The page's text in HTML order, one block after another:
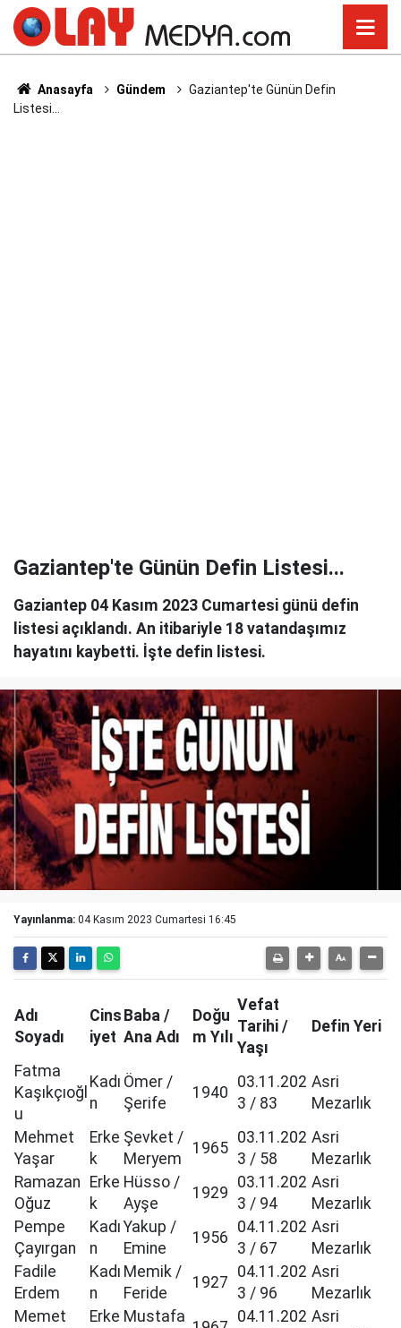
Anasayfa Gündem
Gaziantep'te Günün Defin
Listesi...
Gaziantep'te Günün Defin Listesi...
Gaziantep 04 Kasım 2023 Cumartesi günü defin
listesi açıklandı. An itibariyle 18 vatandaşımız
hayatını kaybetti. İşte defin listesi.
Yayınlanma: 04 Kasım 2023 Cumartesi 16:45
Adı
Soyadı
Cins
iyet
Baba /
Ana Adı
Doğu
m Yılı
Vefat
Tarihi /
Yaşı
Defin Yeri
Fatma
Kaşıkçıoğl
u
Kadı
n
Ömer /
Şerife
1940
03.11.202
3 / 83
Asri
Mezarlık
Mehmet
Yaşar
Erke
k
Şevket /
Meryem
1965
03.11.202
3 / 58
Asri
Mezarlık
Ramazan
Oğuz
Erke
k
Hüsso /
Ayşe
1929
03.11.202
3 / 94
Asri
Mezarlık
Pempe
Çayırgan
Kadı
n
Yakup /
Emine
1956
04.11.202
3 / 67
Asri
Mezarlık
Fadile
Erdem
Kadı
n
Memik /
Feride
1927
04.11.202
3 / 96
Asri
Mezarlık
Memet
Erke Mustafa
04.11.202 Asri